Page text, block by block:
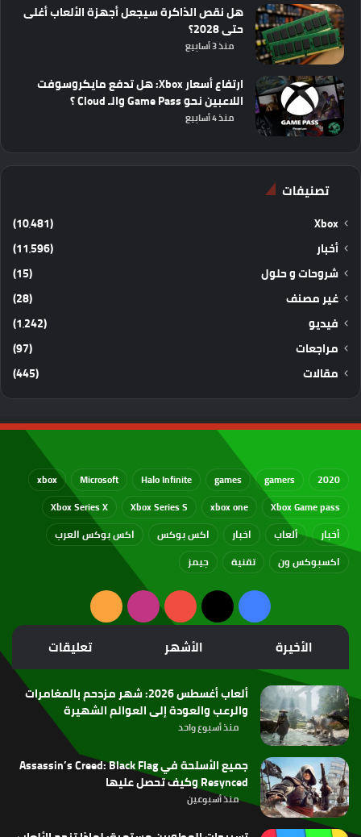
هل نقص الذاكرة سيجعل أجهزة الألعاب أغلى
حتى 2028؟
منذ 3 أسابيع
ارتفاع أسعار Xbox: هل تدفع مايكروسوفت
اللاعبين نحو Game Pass والـ Cloud ؟
منذ 4 أسابيع
تصنيفات
Xbox
(10٬481)
أخبار
(11٬596)
شروحات و حلول
(15)
غير مصنف
(28)
فيديو
(1٬242)
مراجعات
(97)
مقالات
(445)
2020
gamers
games
Halo Infinite
Microsoft
xbox
Xbox Game pass
xbox one
Xbox Series S
Xbox Series X
أخبار
ألعاب اخبار اكس بوكس
اكس بوكس العرب
اكسبوكس ون
تقنية جيمز
فيسبوك
‫X
‫YouTubeانستقرامملخص
الموقع
RSS
الأخيرة الأشهر تعليقات
ألعاب أغسطس 2026: شهر مزدحم بالمغامرات
والرعب والعودة إلى العوالم الشهيرة
منذ أسبوع واحد
جميع الأسلحة في Assassin’s Creed: Black Flag
Resynced وكيف تحصل عليها
منذ أسبوعين